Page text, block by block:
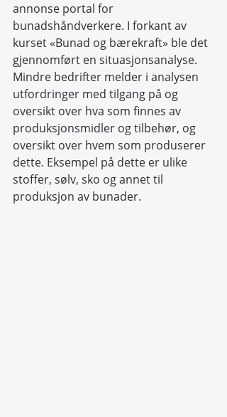
annonse portal for
bunadshåndverkere. I forkant av
kurset «Bunad og bærekraft» ble det
gjennomført en situasjonsanalyse.
Mindre bedrifter melder i analysen
utfordringer med tilgang på og
oversikt over hva som finnes av
produksjonsmidler og tilbehør, og
oversikt over hvem som produserer
dette. Eksempel på dette er ulike
stoffer, sølv, sko og annet til
produksjon av bunader.